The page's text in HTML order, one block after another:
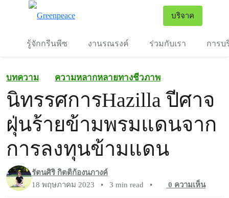
บริจาค
รู้จักกรีนพีซ งานรณรงค์ ร่วมกับเรา การบ
บทความ ความหลากหลายทางชีวภาพ
นิทรรศการHazilla ปีศาจ
ฝุ่นร้ายข้ามพรมแดนจาก
การลงทุนข้ามแดน
รัตนศิริ กิตติก้องนภางค์
18 พฤษภาคม 2023
• 3 min read • 0 ความเห็น